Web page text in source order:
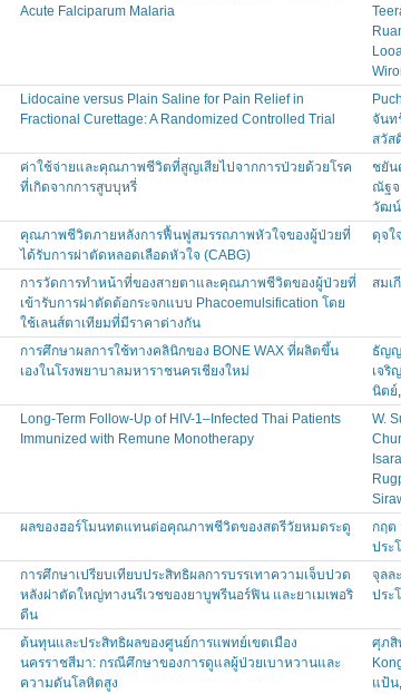
Acute Falciparum Malaria
Lidocaine versus Plain Saline for Pain Relief in
Fractional Curettage: A Randomized Controlled Trial
จันท
สวัส
ค่าใช้จ่ายและคุณภาพชีวิตที่สูญเสียไปจากการป่วยด้วยโรค
ที่เกิดจากการสูบบุหรี่
ชยัน
ณัฐจ
วัฒน์
คุณภาพชีวิตภายหลังการฟื้นฟูสมรรถภาพหัวใจของผู้ป่วยที่
ได้รับการผ่าตัดหลอดเลือดหัวใจ (CABG)
ดุจใ
การวัดการทำหน้าที่ของสายตาและคุณภาพชีวิตของผู้ป่วยที่
เข้ารับการผ่าตัดต้อกระจกแบบ Phacoemulsification โดย
ใช้เลนส์ตาเทียมที่มีราคาต่างกัน
สมเ
การศึกษาผลการใช้ทางคลินิกของ BONE WAX ที่ผลิตขึ้น
เองในโรงพยาบาลมหาราชนครเชียงใหม่
ธัญญ
เจริ
นิตย์,
Long-Term Follow-Up of HIV-1–Infected Thai Patients
Immunized with Remune Monotherapy
W.
ผลของฮอร์โมนทดแทนต่อคุณภาพชีวิตของสตรีวัยหมดระดู กฤต
ประ
การศึกษาเปรียบเทียบประสิทธิผลการบรรเทาความเจ็บปวด
หลังผ่าตัดใหญ่ทางนรีเวชของยาบูพรีนอร์ฟิน และยาเมเพอริ
ดีน
จุลล
ประ
ต้นทุนและประสิทธิผลของศูนย์การแพทย์เขตเมือง
นครราชสีมา: กรณีศึกษาของการดูแลผู้ป่วยเบาหวานและ
ความดันโลหิตสูง
ศุภสิ
แป้น,